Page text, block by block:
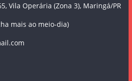
Vila Operária (Zona 3), Maringá/PR
mais ao meio-dia)